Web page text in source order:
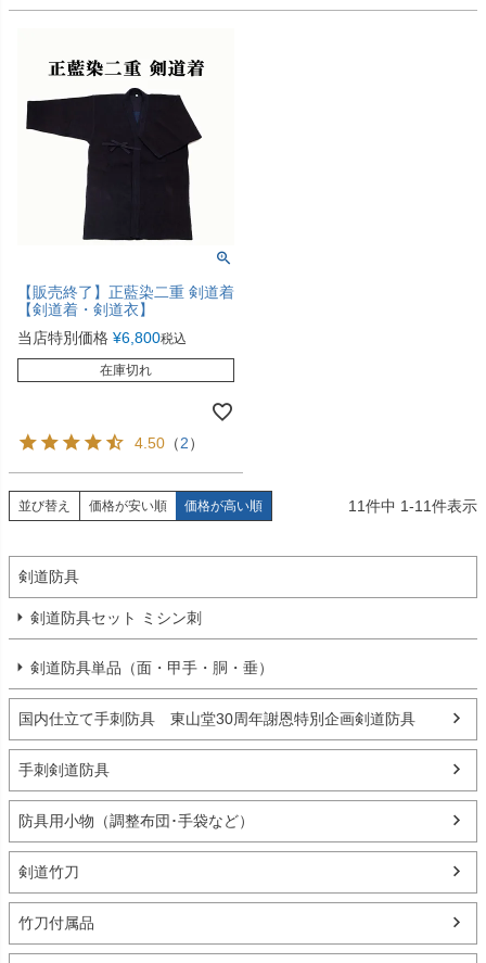
【販売終了】正藍染二重 剣道着
【剣道着・剣道衣】
当店特別価格 ¥6,800税込
在庫切れ
4.50 （2）
並び替え 価格が安い順 価格が高い順 11件中 1-11件表示
剣道防具
剣道防具セット ミシン刺
剣道防具単品（面・甲手・胴・垂）
国内仕立て手刺防具 東山堂30周年謝恩特別企画剣道防具
手刺剣道防具
防具用小物（調整布団･手袋など）
剣道竹刀
竹刀付属品